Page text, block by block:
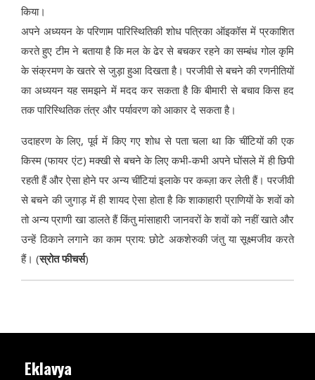
किया।
अपने अध्ययन के परिणाम पारिस्थितिकी शोध पत्रिका ऑइकॉस में प्रकाशित
करते हुए टीम ने बताया है कि मल के ढेर से बचकर रहने का सम्बंध गोल कृमि
के संक्रमण के खतरे से जुड़ा हुआ दिखता है। परजीवी से बचने की रणनीतियों
का अध्ययन यह समझने में मदद कर सकता है कि बीमारी से बचाव किस हद
तक पारिस्थितिक तंत्र और पर्यावरण को आकार दे सकता है।
उदाहरण के लिए, पूर्व में किए गए शोध से पता चला था कि चींटियों की एक
किस्म (फायर एंट) मक्खी से बचने के लिए कभी-कभी अपने घोंसले में ही छिपी
रहती हैं और ऐसा होने पर अन्य चींटियां इलाके पर कब्ज़ा कर लेती हैं। परजीवी
से बचने की जुगाड़ में ही शायद ऐसा होता है कि शाकाहारी प्राणियों के शवों को
तो अन्य प्राणी खा डालते हैं किंतु मांसाहारी जानवरों के शवों को नहीं खाते और
उन्हें ठिकाने लगाने का काम प्राय: छोटे अकशेरुकी जंतु या सूक्ष्मजीव करते
हैं। (स्रोत फीचर्स)
Eklavya